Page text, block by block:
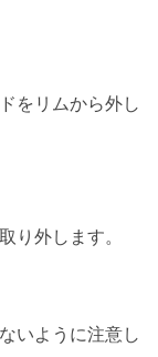
をリムから外し
り外します。
いように注意し